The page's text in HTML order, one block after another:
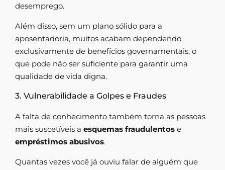
desemprego.
Além disso, sem um plano sólido para a
aposentadoria, muitos acabam dependendo
exclusivamente de benefícios governamentais, o
que pode não ser suficiente para garantir uma
qualidade de vida digna.
3. Vulnerabilidade a Golpes e Fraudes
A falta de conhecimento também torna as pessoas
mais suscetíveis a esquemas fraudulentos e
empréstimos abusivos.
Quantas vezes você já ouviu falar de alguém que